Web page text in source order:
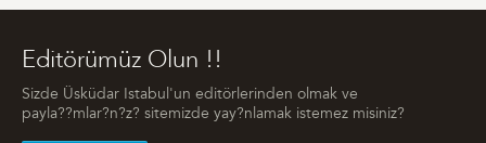
Editörümüz Olun !!
Sizde Üsküdar Istabul'un editörlerinden olmak ve
payla??mlar?n?z? sitemizde yay?nlamak istemez misiniz?